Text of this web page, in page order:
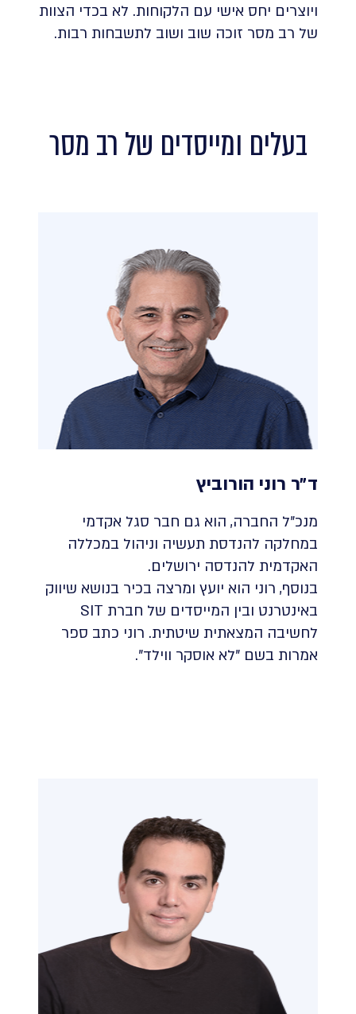
ויוצרים יחס אישי עם הלקוחות. לא בכדי הצוות
של רב מסר זוכה שוב ושוב לתשבחות רבות.
בעלים ומייסדים של רב מסר
ד״ר רוני הורוביץ
מנכ"ל החברה, הוא גם חבר סגל אקדמי
במחלקה להנדסת תעשיה וניהול במכללה
האקדמית להנדסה ירושלים.
בנוסף, רוני הוא יועץ ומרצה בכיר בנושא שיווק
באינטרנט ובין המייסדים של חברת SIT
לחשיבה המצאתית שיטתית. רוני כתב ספר
אמרות בשם "לא אוסקר ווילד".